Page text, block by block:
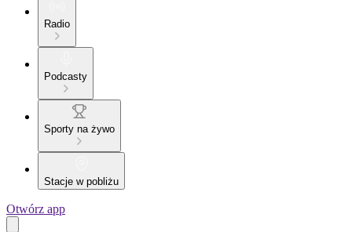
Radio
Podcasty
Sporty na żywo
Stacje w pobliżu
Otwórz app